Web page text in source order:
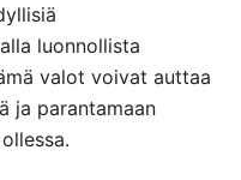
luonnollista
valot voivat auttaa
ja parantamaan